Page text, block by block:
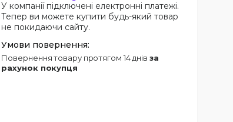
У компанії підключені електронні платежі.
Тепер ви можете купити будь-який товар
не покидаючи сайту.
повернення товару протягом 14 днів за
рахунок покупця